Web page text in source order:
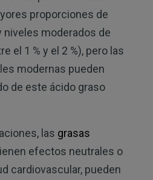
proporciones de
niveles moderados de
el 1 % y el 2 %), pero las
modernas pueden
de este ácido graso
las grasas
efectos neutrales o
cardiovascular, pueden